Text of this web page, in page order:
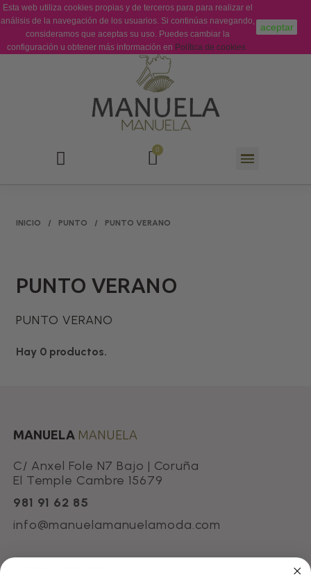
Sobre Nosotros Contacto
INICIO PUNTO PUNTO VERANO
PUNTO VERANO
PUNTO VERANO
Hay 0 productos.
MANUELA MANUELA
C/ Anxel Fole N7 Bajo | Coruña
El Temple Cambre 15679
981 91 62 85
info@manuelamanuelamoda.com
Esta web utiliza cookies propias y de terceros para para realizar el
análisis de la navegación de los usuarios. Si continúas navegando,
consideramos que aceptas su uso. Puedes cambiar la
configuración u obtener más información en Política de cookies
aceptar